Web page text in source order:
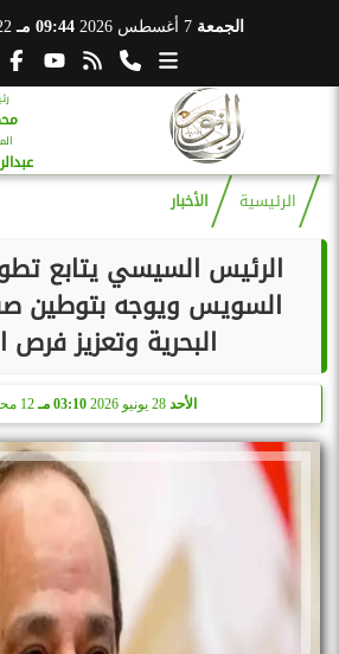
الجمعة 7 أغسطس 2026 09:44 مـ 22 صفر
الرئيسية الأخبار
الرئيس السيسي يتابع
السويس ويوجه بتوطين
البحرية وتعزيز فرص
الأحد 28 يونيو 2026 03:10 مـ 12 محرّم 1448